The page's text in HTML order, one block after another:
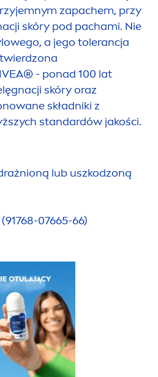
zapachem, przy
skóry pod pachami. Nie
a jego tolerancja
® - ponad 100 lat
skóry oraz
składniki z
standardów jakości.
lub uszkodzoną
07665-66)